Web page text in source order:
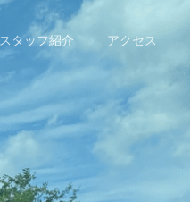
スタッフ紹介 アクセス